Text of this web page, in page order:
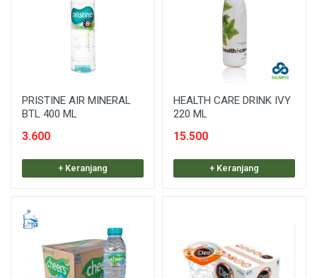
PRISTINE AIR MINERAL
BTL 400 ML
3.600
+ Keranjang
HEALTH CARE DRINK IVY
220 ML
15.500
+ Keranjang